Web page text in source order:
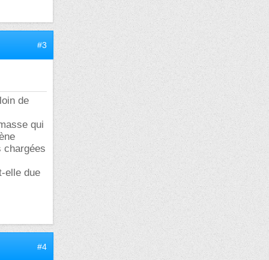
#3
de
qui
chargées
elle due
#4